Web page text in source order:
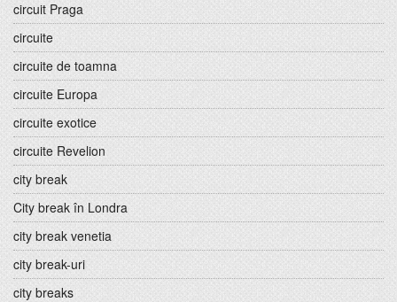
circuit Praga
circuite
circuite de toamna
circuite Europa
circuite exotice
circuite Revelion
city break
City break în Londra
city break venetia
city break-uri
city breaks